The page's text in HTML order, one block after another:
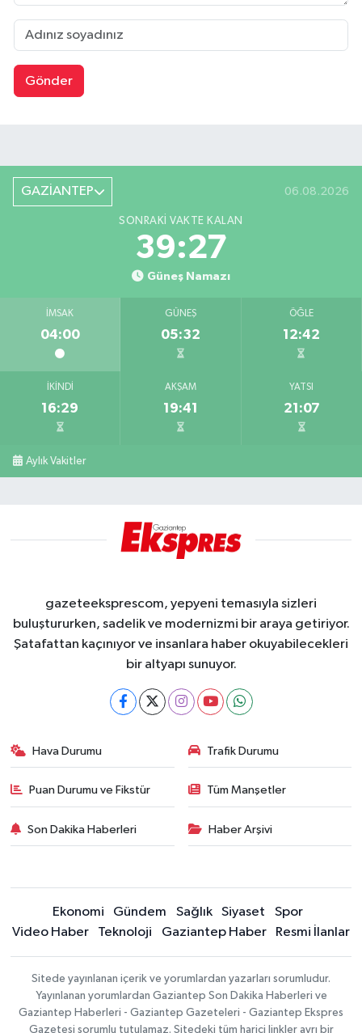
Gönder
GAZİANTEP 06.08.2026
SONRAKI VAKTE KALAN
39:26
Güneş Namazı
İMSAK
04:00
GÜNEŞ
05:32
ÖĞLE
12:42
İKINDI
16:29
AKŞAM
19:41
YATSI
21:07
Aylık Vakitler
gazeteeksprescom, yepyeni temasıyla sizleri
buluştururken, sadelik ve modernizmi bir araya getiriyor.
Şatafattan kaçınıyor ve insanlara haber okuyabilecekleri
bir altyapı sunuyor.
Hava Durumu Trafik Durumu
Puan Durumu ve Fikstür Tüm Manşetler
Son Dakika Haberleri Haber Arşivi
Ekonomi Gündem Sağlık Siyaset
Spor
Video Haber
Teknoloji Gaziantep Haber Resmi İlanlar
Sitede yayınlanan içerik ve yorumlardan yazarları sorumludur.
Yayınlanan yorumlardan Gaziantep Son Dakika Haberleri ve
Gaziantep Haberleri - Gaziantep Gazeteleri - Gaziantep Ekspres
Gazetesi sorumlu tutulamaz. Sitedeki tüm harici linkler ayrı bir